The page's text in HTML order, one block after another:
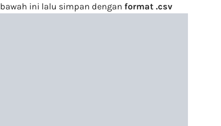
bawah ini lalu simpan dengan format .csv